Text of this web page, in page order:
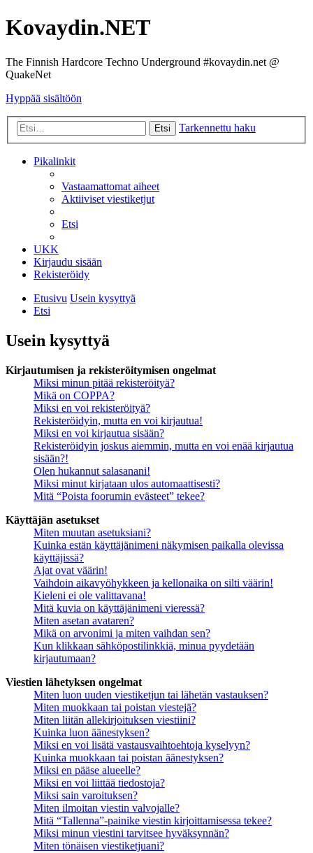
Kovaydin.NET
The Finnish Hardcore Techno Underground #kovaydin.net @
QuakeNet
Hyppää sisältöön
Etsi Tarkennettu haku
Pikalinkit
Vastaamattomat aiheet
Aktiiviset viestiketjut
Etsi
UKK
Kirjaudu sisään
Rekisteröidy
Etusivu Usein kysyttyä
Etsi
Usein kysyttyä
Kirjautumisen ja rekisteröitymisen ongelmat
Miksi minun pitää rekisteröityä?
Mikä on COPPA?
Miksi en voi rekisteröityä?
Rekisteröidyin, mutta en voi kirjautua!
Miksi en voi kirjautua sisään?
Rekisteröidyin joskus aiemmin, mutta en voi enää kirjautua
sisään?!
Olen hukannut salasanani!
Miksi minut kirjataan ulos automaattisesti?
Mitä “Poista foorumin evästeet” tekee?
Käyttäjän asetukset
Miten muutan asetuksiani?
Kuinka estän käyttäjänimeni näkymisen paikalla olevissa
käyttäjissä?
Ajat ovat väärin!
Vaihdoin aikavyöhykkeen ja kellonaika on silti väärin!
Kieleni ei ole valittavana!
Mitä kuvia on käyttäjänimeni vieressä?
Miten asetan avataren?
Mikä on arvonimi ja miten vaihdan sen?
Kun klikkaan sähköpostilinkkiä, minua pyydetään
kirjautumaan?
Viestien lähetyksen ongelmat
Miten luon uuden viestiketjun tai lähetän vastauksen?
Miten muokkaan tai poistan viestejä?
Miten liitän allekirjoituksen viestiini?
Kuinka luon äänestyksen?
Miksi en voi lisätä vastausvaihtoehtoja kyselyyn?
Kuinka muokkaan tai poistan äänestyksen?
Miksi en pääse alueelle?
Miksi en voi liittää tiedostoja?
Miksi sain varoituksen?
Miten ilmoitan viestin valvojalle?
Mitä “Tallenna”-painike viestin kirjoittamisessa tekee?
Miksi minun viestini tarvitsee hyväksynnän?
Miten tönäisen viestiketjuani?